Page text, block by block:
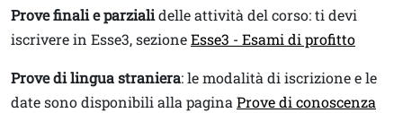
Prove finali e parzialidelle attività del corso: ti devi
iscrivere in Esse3, sezioneEsse3 - Esami di profitto
Prove di lingua straniera: le modalità di iscrizione e le
date sono disponibili alla paginaProve di conoscenza